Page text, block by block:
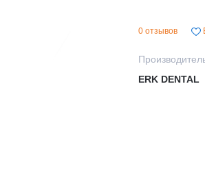
0 отзывов
ERK DENTAL